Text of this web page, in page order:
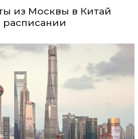
из Москвы в Китай
расписании